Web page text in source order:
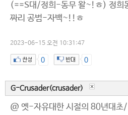
(==S대/정희-동무 왈~!ㅎ) 정희
짜리 공범-자백~!!ㅎ
2023-06-15 오전 10:31:47
0 0
G-Crusader(crusader)
@ 옛-자유대한 시절의 80년대